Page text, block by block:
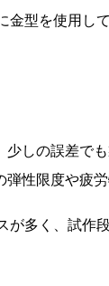
金型を使用
しの誤差で
性限度や疲
多く、試作